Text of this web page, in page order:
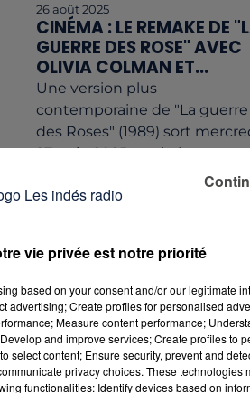
26 août 2025
CINÉMA : LE REMAKE DE
GUERRE DES ROSE" AVEC
OLIVIA COLMAN ET...
Une version plus
contemporaine de "La guerre
des Roses" (1989) sort
27 août 2025 au cinéma, avec
Olivia Colman et Benedict
Cumberbatch dans les...
vie privée est notre priorité
based on your consent and/or our legitimate
advertising; Create profiles for personalised
Measure content performance;
and improve services; Create profiles to
select content; Ensure security, prevent and
privacy choices. These technologies
functionalities: Identify devices based on